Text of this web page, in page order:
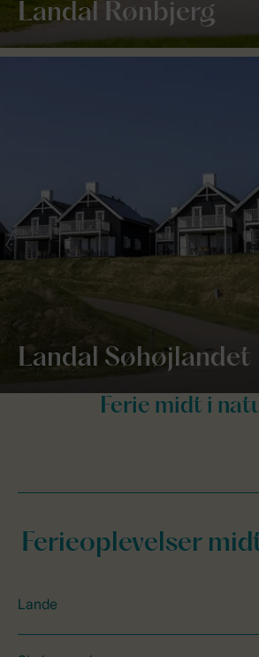
Landal Rønbjerg
Landal Søhøjlandet
Ferieoplevelser
Lande